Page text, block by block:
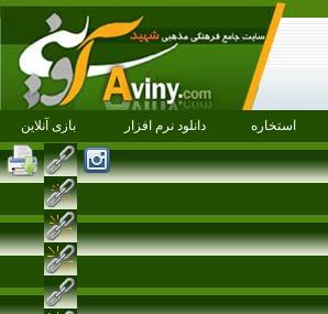
استخاره دانلود نرم افزار بازی آنلاین